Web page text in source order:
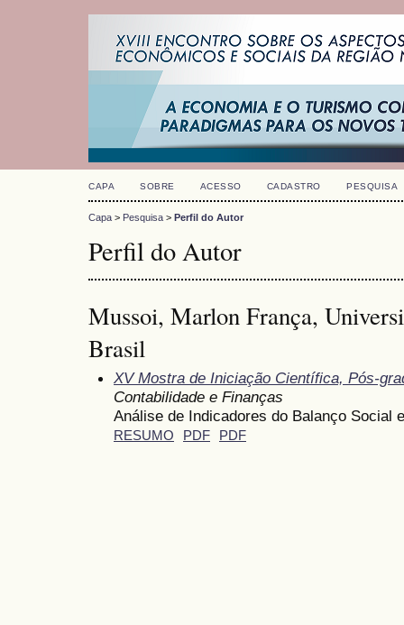
CAPA SOBRE ACESSO CADASTRO PESQUISA
Capa > Pesquisa > Perfil do Autor
Perfil do Autor
Mussoi, Marlon França,
Brasil
XV Mostra de Iniciação Científica, Pós-
Contabilidade e Finanças
Análise de Indicadores do Balanço Social
RESUMO PDF PDF